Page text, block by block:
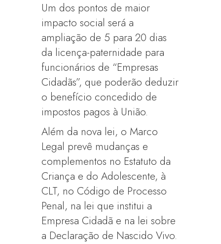
Um dos pontos de maior
impacto social será a
ampliação de 5 para 20 dias
da licença-paternidade para
funcionários de “Empresas
Cidadãs”, que poderão deduzir
o benefício concedido de
impostos pagos à União.
Além da nova lei, o Marco
Legal prevê mudanças e
complementos no Estatuto da
Criança e do Adolescente, à
CLT, no Código de Processo
Penal, na lei que institui a
Empresa Cidadã e na lei sobre
a Declaração de Nascido Vivo.